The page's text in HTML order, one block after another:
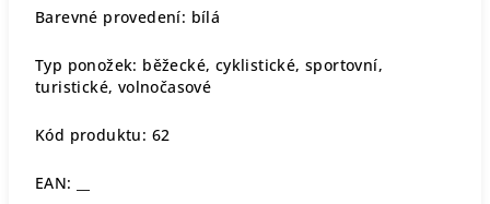
Barevné provedení: bílá
Typ ponožek: běžecké, cyklistické, sportovní,
turistické, volnočasové
Kód produktu: 62
EAN: __